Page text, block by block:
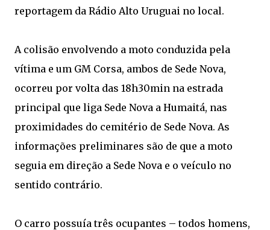
reportagem da Rádio Alto Uruguai no local.
A colisão envolvendo a moto conduzida pela
vítima e um GM Corsa, ambos de Sede Nova,
ocorreu por volta das 18h30min na estrada
principal que liga Sede Nova a Humaitá, nas
proximidades do cemitério de Sede Nova. As
informações preliminares são de que a moto
seguia em direção a Sede Nova e o veículo no
sentido contrário.
O carro possuía três ocupantes – todos homens,